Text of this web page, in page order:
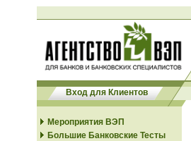
Вход для Клиентов
Мероприятия ВЭП
Большие Банковские Тесты